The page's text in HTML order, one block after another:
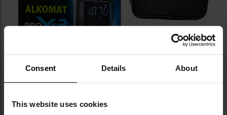
Consent Details About
This website uses cookies